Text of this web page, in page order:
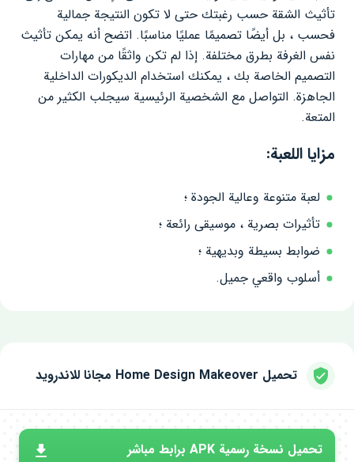
تأثيث الشقة حسب رغبتك حتى لا تكون النتيجة جمالية
فحسب ، بل أيضًا تصميمًا عمليًا مناسبًا. اتضح أنه يمكن تأثيث
نفس الغرفة بطرق مختلفة. إذا لم تكن واثقًا من مهارات
التصميم الخاصة بك ، يمكنك استخدام الديكورات الداخلية
الجاهزة. التواصل مع الشخصية الرئيسية سيجلب الكثير من
المتعة.
مزايا اللعبة:
لعبة متنوعة وعالية الجودة ؛
تأثيرات بصرية ، موسيقى رائعة ؛
ضوابط بسيطة وبديهية ؛
أسلوب واقعي جميل.
تحميل Home Design Makeover مجانا للاندرويد
تحميل نسخة رسمية APK برابط مباشر